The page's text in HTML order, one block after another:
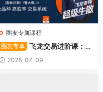
圈友专属课程
圈友专享 飞龙交易进阶课：共
振战法
2026-07-09